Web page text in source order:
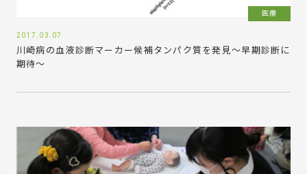
医療
2017.03.07
川崎病の血液診断マーカー候補タンパク質を発見～早期診断に
期待～